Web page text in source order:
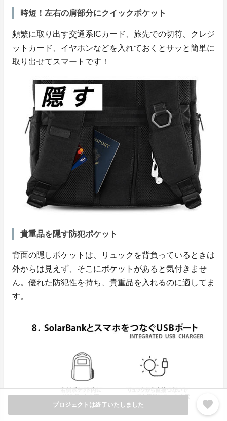
プロジェクトは終了いたしました favorite
時短！左右の肩部分にクイックポケット
頻繁に取り出す交通系ICカード、旅先での切符、クレジ
ットカード、イヤホンなどを入れておくとサッと簡単に
取り出せてスマートです！
貴重品を隠す防犯ポケット
背面の隠しポケットは、リュックを背負っているときは
外からは見えず、そこにポケットがあると気付きませ
ん。優れた防犯性を持ち、貴重品を入れるのに適してま
す。